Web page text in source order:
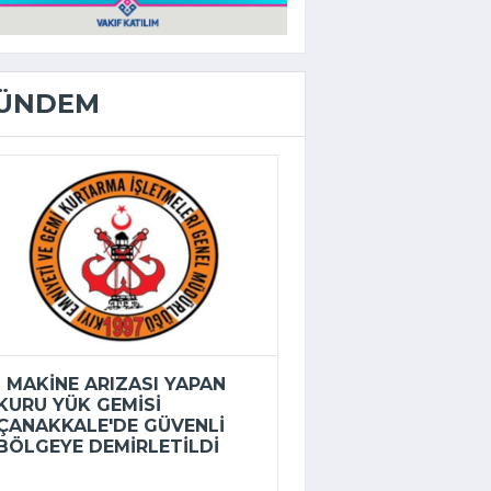
ARIZASI YAPAN
YÜK GEMISI
GÜVENLI
DEMIRLETILDI